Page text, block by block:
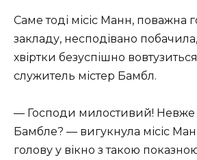
Саме тоді місіс Манн, поважна
закладу, несподівано
хвіртки безуспішно
служитель містер Бамбл.
— Господи милостивий! Невже
Бамбле? — вигукнула місіс
голову у вікно з такою